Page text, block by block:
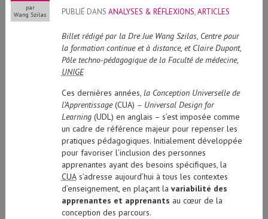
par
Wang Szilas
PUBLIÉ DANS ANALYSES & RÉFLEXIONS,ARTICLES
Billet rédigé par la Dre Jue Wang Szilas, Centre pour
la formation continue et à distance, et Claire Dupont,
Pôle techno-pédagogique de la Faculté de médecine,
UNIGE
Ces dernières années, la Conception Universelle de
l’Apprentissage(CUA) – Universal Design for
Learning (UDL) en anglais – s’est imposée comme
un cadre de référence majeur pour repenser les
pratiques pédagogiques. Initialement développée
pour favoriser l’inclusion des personnes
apprenantes ayant des besoins spécifiques, la
CUAs’adresse aujourd’hui à tous les contextes
d’enseignement, en plaçant la variabilité des
apprenantes et apprenants au cœur de la
conception des parcours.